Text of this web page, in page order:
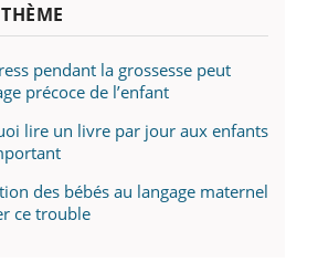
pendant la grossesse peut
précoce de l’enfant
lire un livre par jour aux enfants
des bébés au langage maternel
ce trouble